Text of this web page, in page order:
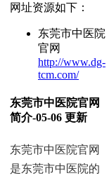
网址资源如下：
东莞市中医院
官网
http://www.dg-
tcm.com/
东莞市中医院官网
简介-05-06 更新
东莞市中医院官网
是东莞市中医院的